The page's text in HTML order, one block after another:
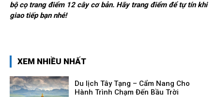
bộ cọ trang điểm 12 cây cơ bản. Hãy trang điểm để tự tín khi
giao tiếp bạn nhé!
XEM NHIỀU NHẤT
Du lịch Tây Tạng – Cẩm Nang Cho
Hành Trình Chạm Đến Bầu Trời